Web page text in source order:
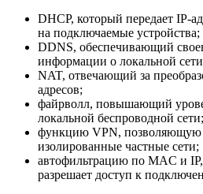
DHCP, который передает IP-
на подключаемые устройства;
DDNS, обеспечивающий
информации о локальной
NAT, отвечающий за
адресов;
файрволл, повышающий
локальной беспроводной сети;
функцию VPN, позволяющую
изолированные частные сети;
автофильтрацию по MAC и IP,
разрешает доступ к